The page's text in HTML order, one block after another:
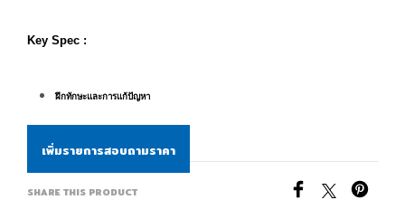
Key Spec :
ฝึกทักษะและการแก้ปัญหา
เพิ่มรายการสอบถามราคา
SHARE THIS PRODUCT